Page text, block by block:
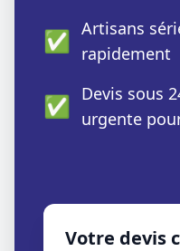
✅ Artisans
rapidement
✅ Devis sous
urgente
Votre devis